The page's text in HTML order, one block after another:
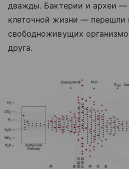
дважды. Бактерии и археи —
клеточной жизни — перешли
свободноживущих
друга.